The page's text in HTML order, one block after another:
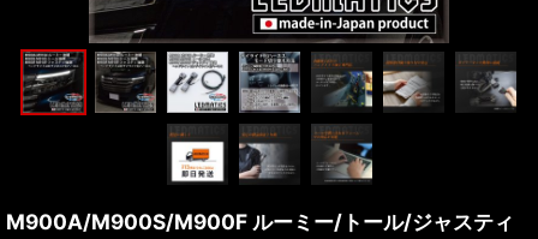
M900A/M900S/M900F ルーミー/トール/ジャスティ